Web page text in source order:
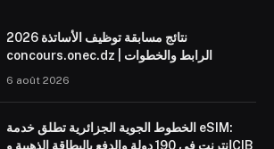
نتائج مسابقة توظيف الأساتذة 2026
concours.onec.dz | الرابط والخطوات
6 août 2026
الخطوط الجوية الجزائرية تطلق خدمة eSIM:
إنترنت في 190 دولة والدفع بالبطاقة الذهبية وCIB